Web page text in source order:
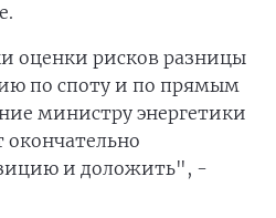
оценки рисков разницы
по споту и по прямым
министру энергетики
окончательно
и доложить", -